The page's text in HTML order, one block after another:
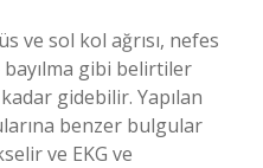
ve sol kol ağrısı, nefes
bayılma gibi belirtiler
gidebilir. Yapılan
benzer bulgular
ve EKG ve